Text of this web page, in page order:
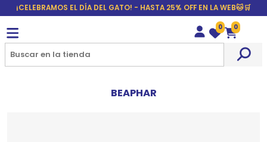
¡CELEBRAMOS EL DÍA DEL GATO! - HASTA 25% OFF EN LA WEB🐱🛒
Wishlist
0
Carrito
0
BEAPHAR